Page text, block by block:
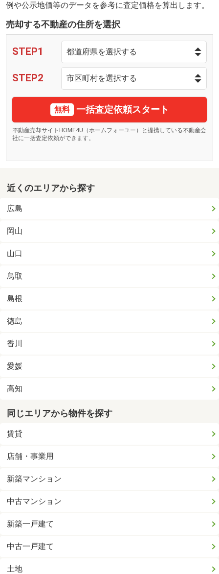
例や公示地価等のデータを参考に査定価格を算出します。
売却する不動産の住所を選択
STEP1
STEP2
無料 一括査定依頼スタート
不動産売却サイトHOME4U（ホームフォーユー）と提携している不動産会
社に一括査定依頼ができます。
近くのエリアから探す
広島
岡山
山口
鳥取
島根
徳島
香川
愛媛
高知
同じエリアから物件を探す
賃貸
店舗・事業用
新築マンション
中古マンション
新築一戸建て
中古一戸建て
土地